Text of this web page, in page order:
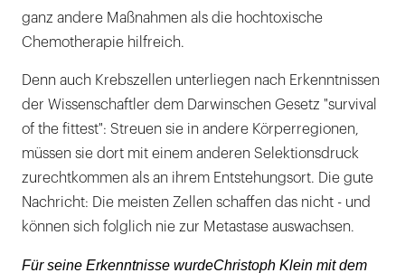
ganz andere Maßnahmen als die hochtoxische
Chemotherapie hilfreich.
Denn auch Krebszellen unterliegen nach Erkenntnissen
der Wissenschaftler dem Darwinschen Gesetz "survival
of the fittest": Streuen sie in andere Körperregionen,
müssen sie dort mit einem anderen Selektionsdruck
zurechtkommen als an ihrem Entstehungsort. Die gute
Nachricht: Die meisten Zellen schaffen das nicht - und
können sich folglich nie zur Metastase auswachsen.
Für seine Erkenntnisse wurdeChristoph Klein mit dem